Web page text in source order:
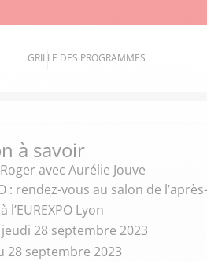
GRILLE DES PROGRAMMES
à savoir
avec Aurélie Jouve
: rendez-vous au salon de
Lyon
28 septembre 2023
28 septembre 2023